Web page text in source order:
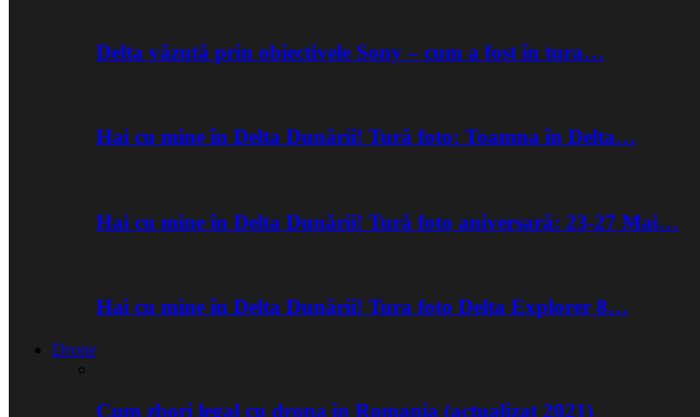
Delta văzută prin obiectivele Sony – cum a fost în tura…
Hai cu mine în Delta Dunării! Tură foto: Toamna în Delta…
Hai cu mine în Delta Dunării! Tură foto aniversară: 23-27 Mai…
Hai cu mine în Delta Dunării! Tura foto Delta Explorer 8…
Drone
Cum zbori legal cu drona in Romania (actualizat 2021)